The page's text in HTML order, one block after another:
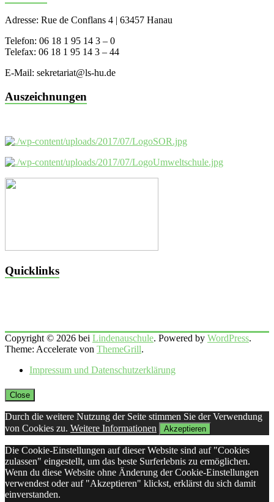
Adresse: Rue de Conflans 4 | 63457 Hanau
Telefon: 06 18 1 95 14 3 – 0
Telefax: 06 18 1 95 14 3 – 44
E-Mail: sekretariat@ls-hu.de
Auszeichnungen
Quicklinks
Copyright © 2026 bei Lindenauschule. Powered by WordPress.
Theme: Accelerate von ThemeGrill.
Impressum und Datenschutzerklärung
Close
Durch die weitere Nutzung der Seite stimmen Sie der Verwendung
von Cookies zu. Weitere Informationen Akzeptieren
Die Cookie-Einstellungen auf dieser Website sind auf "Cookies
zulassen" eingestellt, um das beste Surferlebnis zu ermöglichen.
Wenn du diese Website ohne Änderung der Cookie-Einstellungen
verwendest oder auf "Akzeptieren" klickst, erklärst du sich damit
einverstanden.